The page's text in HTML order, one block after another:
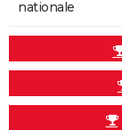
nationale